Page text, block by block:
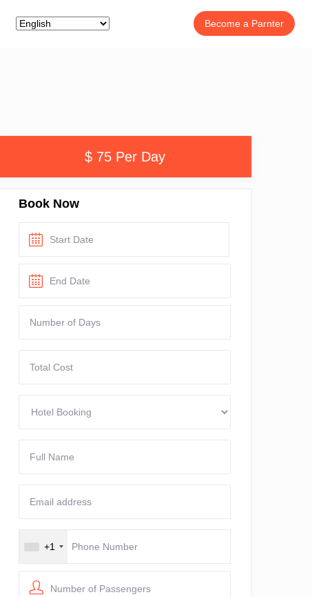
Become a Parnter
$ 75 Per Day
Book Now
+1
Number of Passengers